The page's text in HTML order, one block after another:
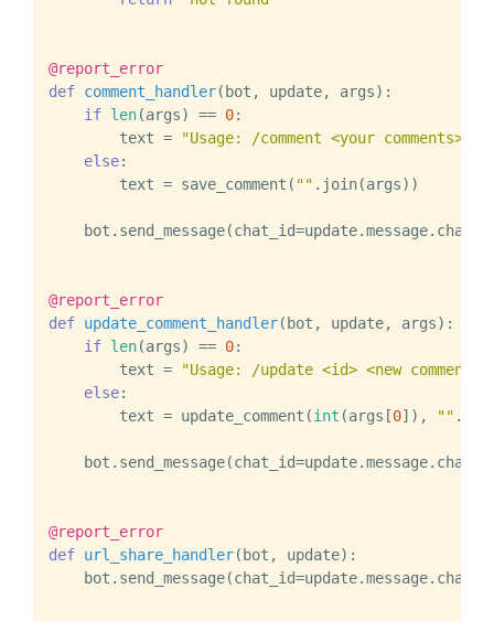
@report_error
def comment_handler( bot, update, args):
if len(args) == 0:
        text =
"Usage: /comment <your comments>"
else:
        text = save_comment(
"" .join(args))
@report_error
def update_comment_handler( bot, update, args):
if len(args) == 0:
        text =
"Usage: /update <id> <new
else:
        text = update_comment(
int (args[0]), ""
@report_error
def url_share_handler( bot, update):